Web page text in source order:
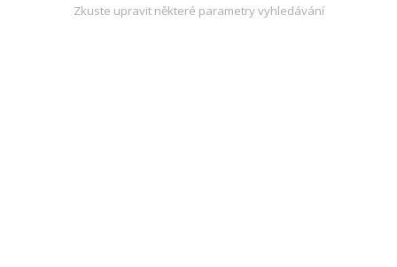
Zkuste upravit některé parametry vyhledávání